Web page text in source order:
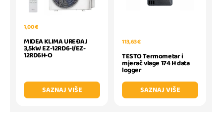
1,00 €
MIDEA KLIMA UREĐAJ
3,5kW EZ-12RD6-I/EZ-
12RD6H-O
SAZNAJ VIŠE
113,63 €
TESTO Termometar i
mjerač vlage 174 H data
logger
SAZNAJ VIŠE